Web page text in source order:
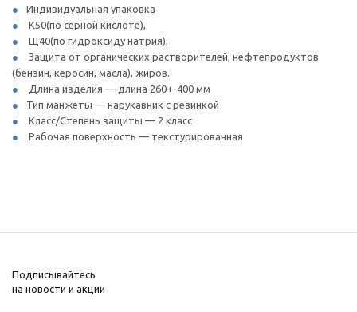
Индивидуальная упаковка
К50(по серной кислоте),
Щ40(по гидроксиду натрия),
Защита от органических растворителей, нефтепродуктов
(бензин, керосин, масла), жиров.
Длина изделия — длина 260+-400 мм
Тип манжеты — нарукавник с резинкой
Класс/Степень защиты — 2 класс
Рабочая поверхность — текстурированная
Подписывайтесь
на новости и акции